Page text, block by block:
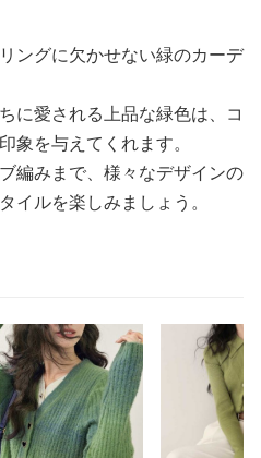
ングに欠かせない緑のカーデ
に愛される上品な緑色は、コ
象を与えてくれます。
編みまで、様々なデザインの
イルを楽しみましょう。